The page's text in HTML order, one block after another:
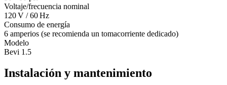
Voltaje/frecuencia nominal
120 V / 60 Hz
Consumo de energía
6 amperios (se recomienda un tomacorriente dedicado)
Modelo
Bevi 1.5
Instalación y mantenimiento